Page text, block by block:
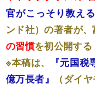
官がこっそり教え
ンド社）の著者が
の習慣を初公開する
※本稿は、
『元国
億万長者』
（ダイ